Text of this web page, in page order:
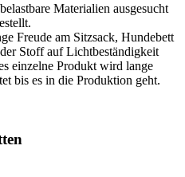
Materialien ausgesucht
Freude am Sitzsack, Hundebett
Stoff auf Lichtbeständigkeit
einzelne Produkt wird lange
bis es in die Produktion geht.